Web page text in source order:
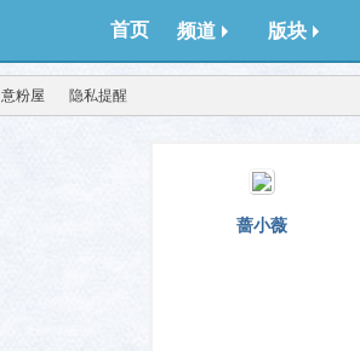
首页 频道 版块
意粉屋 隐私提醒
蔷小薇